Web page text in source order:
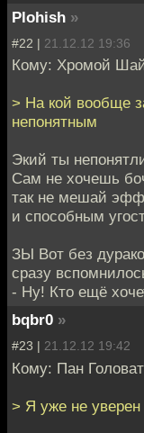
Plohish »
#22 | 21.12.12 19:36
Кому: Хромой
> На кой вообще
непонятным
Экий ты
Сам не хочешь
так не мешай
и способным
ЗЫ Вот без
сразу
- Ну! Кто ещё
bqbr0 »
#23 | 21.12.12 19:42
Кому: Пан
> Я уже не